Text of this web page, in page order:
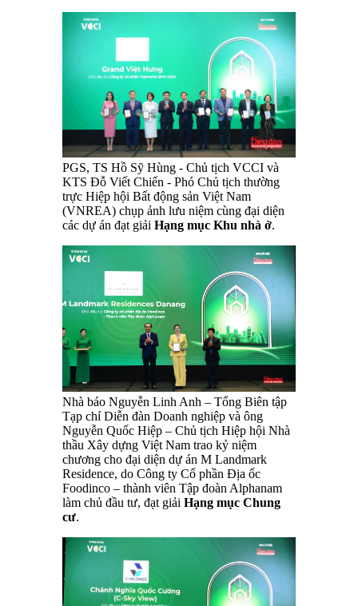
PGS, TS Hồ Sỹ Hùng - Chủ tịch VCCI và
KTS Đỗ Viết Chiến - Phó Chủ tịch thường
trực Hiệp hội Bất động sản Việt Nam
(VNREA) chụp ảnh lưu niệm cùng đại diện
các dự án đạt giải Hạng mục Khu nhà ở.
Nhà báo Nguyễn Linh Anh – Tổng Biên tập
Tạp chí Diễn đàn Doanh nghiệp và ông
Nguyễn Quốc Hiệp – Chủ tịch Hiệp hội Nhà
thầu Xây dựng Việt Nam trao kỷ niệm
chương cho đại diện dự án M Landmark
Residence, do Công ty Cổ phần Địa ốc
Foodinco – thành viên Tập đoàn Alphanam
làm chủ đầu tư, đạt giải Hạng mục Chung
cư.